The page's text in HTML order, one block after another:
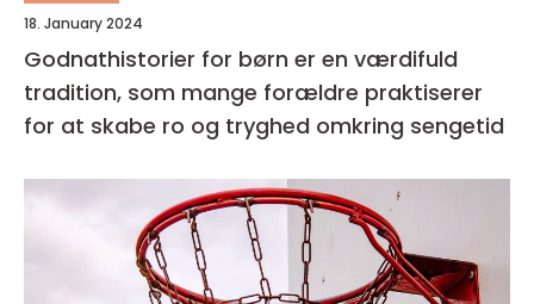
18. January 2024
Godnathistorier for børn er en værdifuld
tradition, som mange forældre praktiserer
for at skabe ro og tryghed omkring sengetid